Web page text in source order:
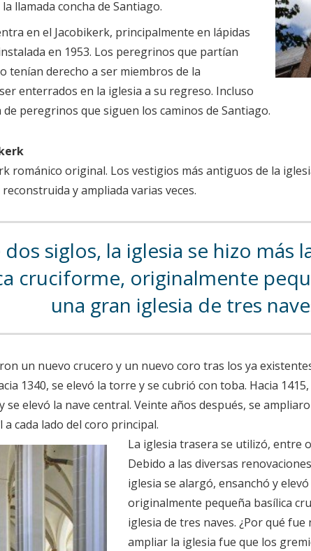
llamada concha de Santiago.
en el Jacobikerk, principalmente en lápidas
en 1953. Los peregrinos que partían
tenían derecho a ser miembros de la
enterrados en la iglesia a su regreso. Incluso
peregrinos que siguen los caminos de Santiago.
románico original. Los vestigios más antiguos de la
y ampliada varias veces.
siglos, la iglesia se hizo más
cruciforme, originalmente
una gran iglesia de tres
un nuevo crucero y un nuevo coro tras los ya
1340, se elevó la torre y se cubrió con toba. Hacia
elevó la nave central. Veinte años después, se
cada lado del coro principal.
La iglesia trasera se utilizó, entre
Debido a las diversas
iglesia se alargó, ensanchó y
originalmente pequeña basílica
iglesia de tres naves. ¿Por qué
ampliar la iglesia fue que los